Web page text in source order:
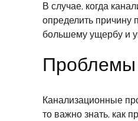
В случае, когда
определить причину
большему ущербу и
Проблемы
Канализационные
то важно знать, как